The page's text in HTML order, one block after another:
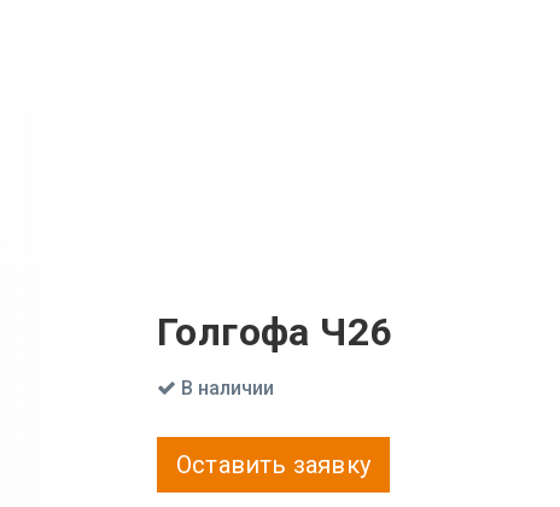
Голгофа Ч26
В наличии
Оставить заявку